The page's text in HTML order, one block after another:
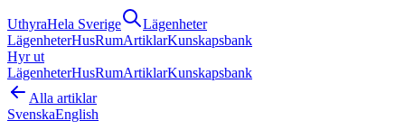
UthyraHela Sverige
Lägenheter
LägenheterHusRumArtiklarKunskapsbank
Hyr ut
LägenheterHusRumArtiklarKunskapsbank
Alla artiklar
SvenskaEnglish